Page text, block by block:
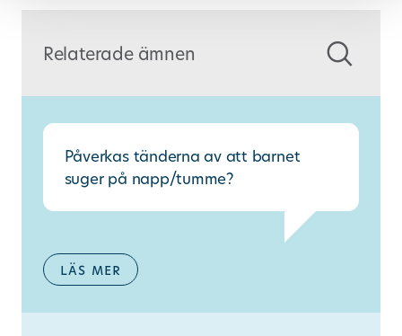
Relaterade ämnen
Påverkas tänderna av att barnet
suger på napp/tumme?
läs mer